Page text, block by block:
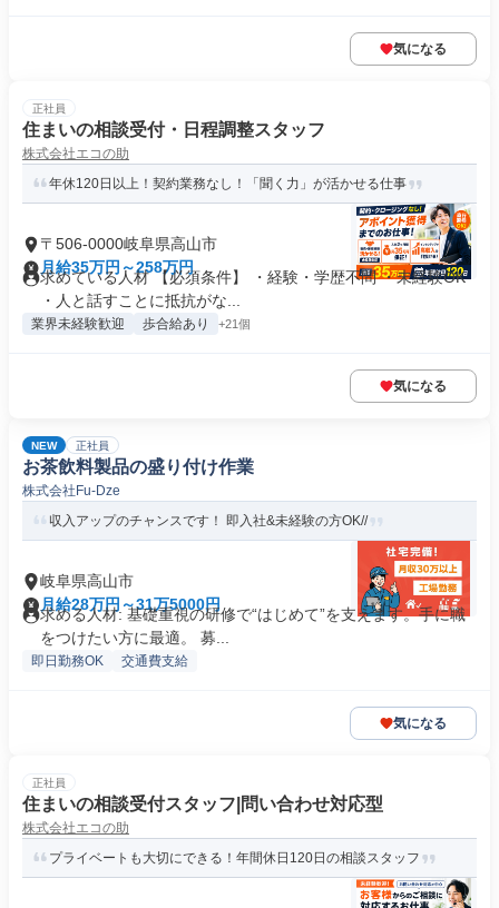
気になる
正社員
住まいの相談受付・日程調整スタッフ
株式会社エコの助
年休120日以上！契約業務なし！「聞く力」が活かせる仕事
〒506-0000岐阜県高山市
月給35万円～258万円
求めている人材 【必須条件】 ・経験・学歴不問 ・未経験OK
・人と話すことに抵抗がな...
業界未経験歓迎 歩合給あり +21個
気になる
NEW 正社員
お茶飲料製品の盛り付け作業
株式会社Fu-Dze
収入アップのチャンスです！ 即入社&未経験の方OK//
岐阜県高山市
月給28万円～31万5000円
求める人材: 基礎重視の研修で“はじめて”を支えます。手に職
をつけたい方に最適。 募...
即日勤務OK 交通費支給
気になる
正社員
住まいの相談受付スタッフ|問い合わせ対応型
株式会社エコの助
プライベートも大切にできる！年間休日120日の相談スタッフ